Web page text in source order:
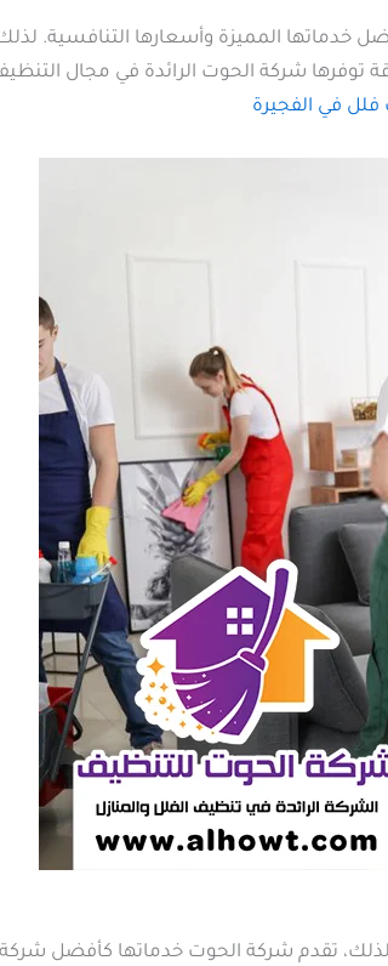
خدماتها المميزة وأسعارها التنافسية.
شركة الحوت الرائدة في مجال
في الفجيرة
لذلك، تقدم شركة الحوت خدماتها كأفضل